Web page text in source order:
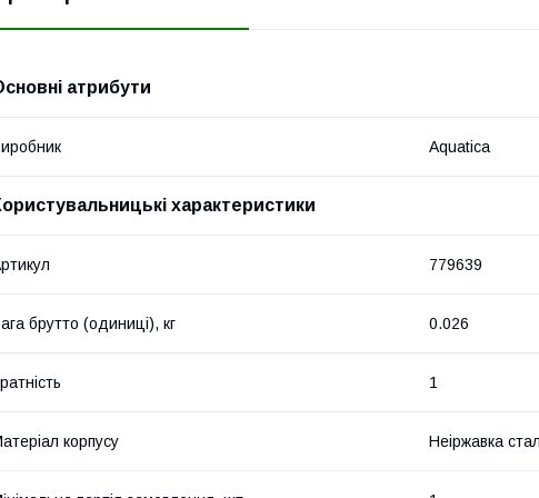
атрибути
Aquatica
характеристики
779639
брутто (одиниці), кг 0.026
1
корпусу Неіржавка